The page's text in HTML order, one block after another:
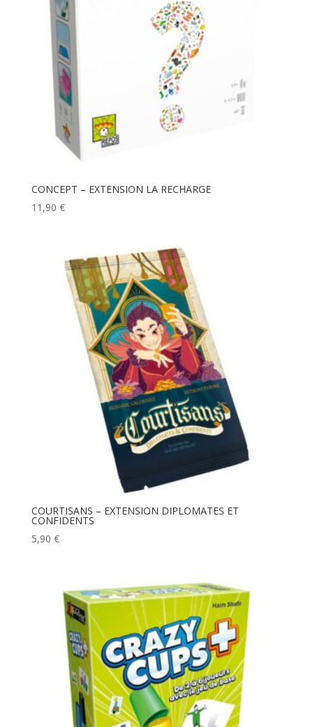
CONCEPT – EXTENSION LA RECHARGE
11,90 €
COURTISANS – EXTENSION DIPLOMATES ET
CONFIDENTS
5,90 €